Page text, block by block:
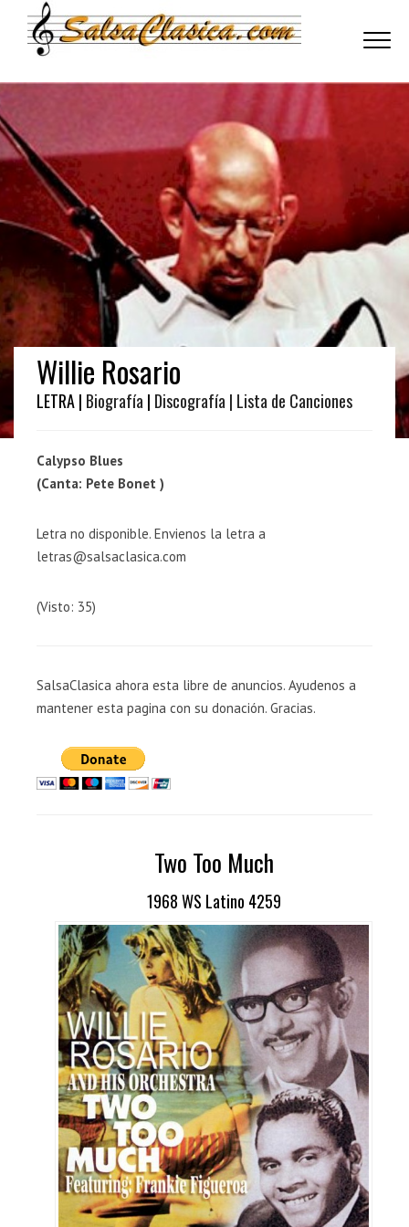
Willie Rosario
LETRA | Biografía | Discografía | Lista de Canciones
Calypso Blues
(Canta: Pete Bonet )
Letra no disponible. Envienos la letra a
letras@salsaclasica.com
(Visto: 35)
SalsaClasica ahora esta libre de anuncios. Ayudenos a
mantener esta pagina con su donación. Gracias.
Two Too Much
1968 WS Latino 4259